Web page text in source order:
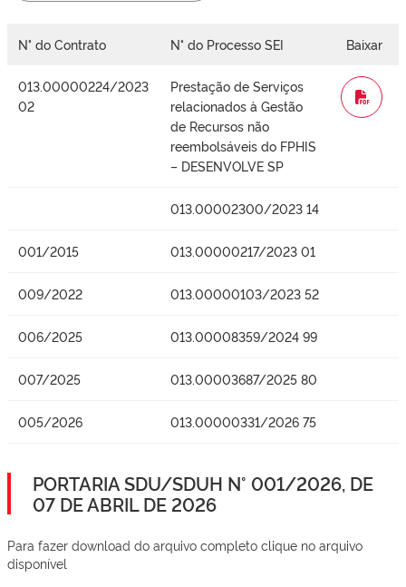
N° do Contrato N° do Processo SEI Baixar
013.00000224/2023
02
Prestação de Serviços
relacionados à Gestão
de Recursos não
reembolsáveis do FPHIS
– DESENVOLVE SP
WORD
013.00002300/2023 14
001/2015 013.00000217/2023 01
009/2022 013.00000103/2023 52
006/2025 013.00008359/2024 99
007/2025 013.00003687/2025 80
005/2026 013.00000331/2026 75
PORTARIA SDU/SDUH N° 001/2026, DE
07 DE ABRIL DE 2026
Para fazer download do arquivo completo clique no arquivo
disponível